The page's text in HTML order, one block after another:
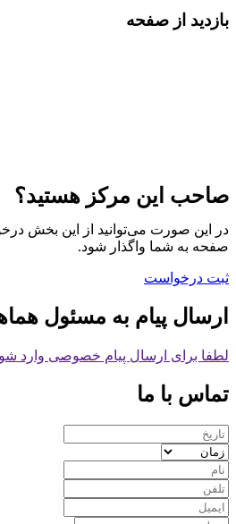
بازدید از صفحه
صاحب این مرکز هستید؟
در این صورت می‌توانید از این بخش
صفحه به شما واگذار شود.
ثبت درخواست
ارسال پیام به مسئول
لطفا برای ارسال پیام خصوصی وارد
تماس با ما